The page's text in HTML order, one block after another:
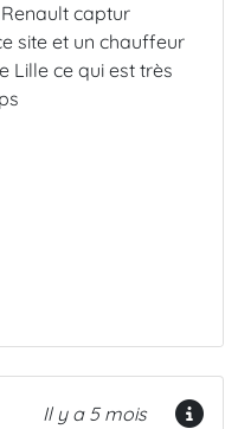
captur
site et un chauffeur
Lille ce qui est très
Il y a 5 mois